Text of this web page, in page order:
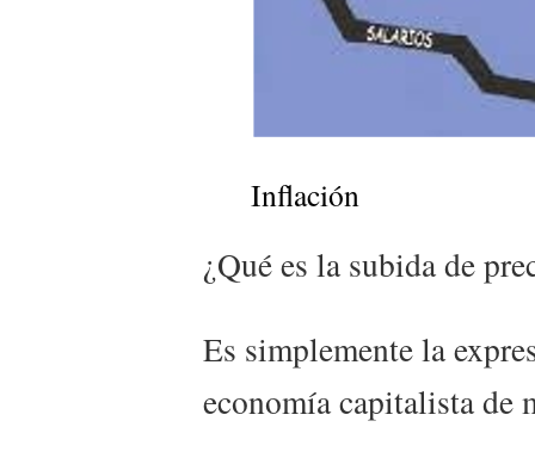
Inflación
¿Qué es la subida de
Es simplemente la
economía capitalista de